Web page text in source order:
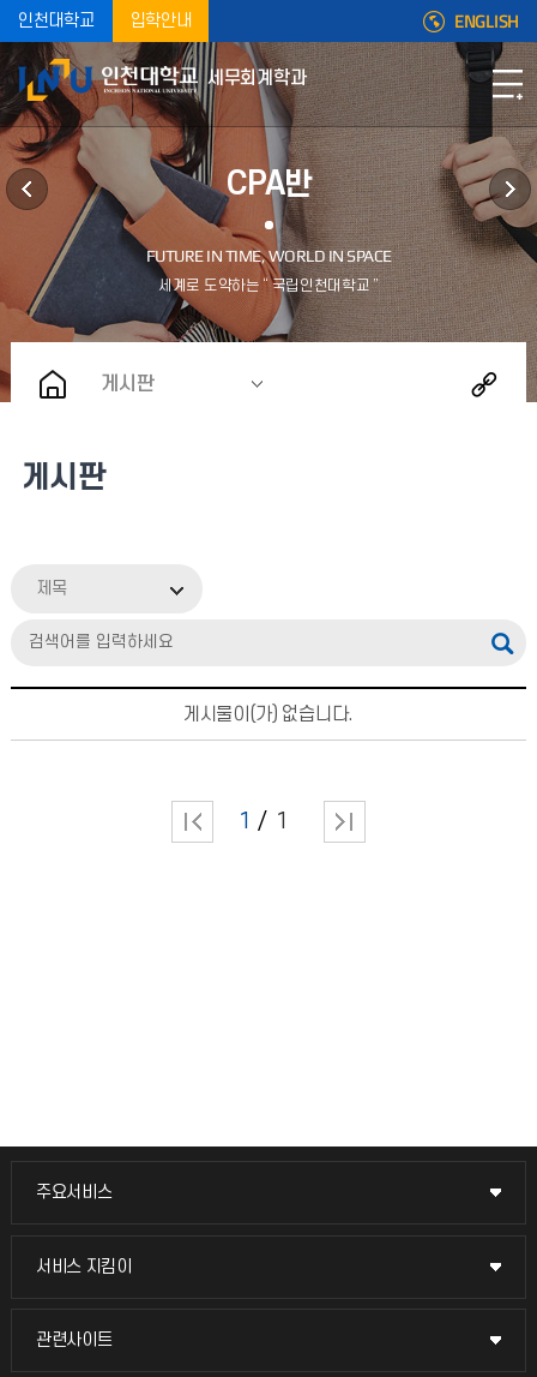
인천대학교 입학안내 ENGLISH
세무회계학과
CPA반
게시판
게시판
제목
게시물이(가) 없습니다.
1 1
주요서비스
주요서비스
교무회의방송
서비스 지킴이
서비스 지킴이
묻고 답하기
관련사이트
관련사이트